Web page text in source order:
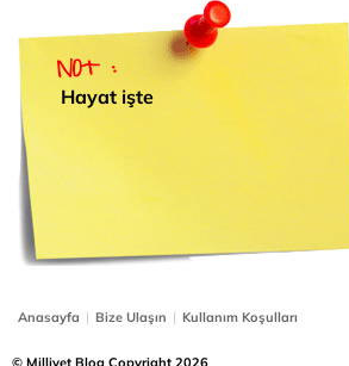
Hayat işte
Anasayfa | Bize Ulaşın | Kullanım Koşulları
© Milliyet Blog Copyright 2026